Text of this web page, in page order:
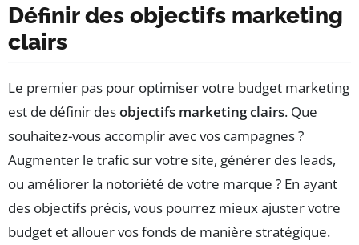
Définir des objectifs marketing
clairs
Le premier pas pour optimiser votre budget marketing
est de définir desobjectifs marketing clairs. Que
souhaitez-vous accomplir avec vos campagnes ?
Augmenter le trafic sur votre site, générer des leads,
ou améliorer la notoriété de votre marque ? En ayant
des objectifs précis, vous pourrez mieux ajuster votre
budget et allouer vos fonds de manière stratégique.